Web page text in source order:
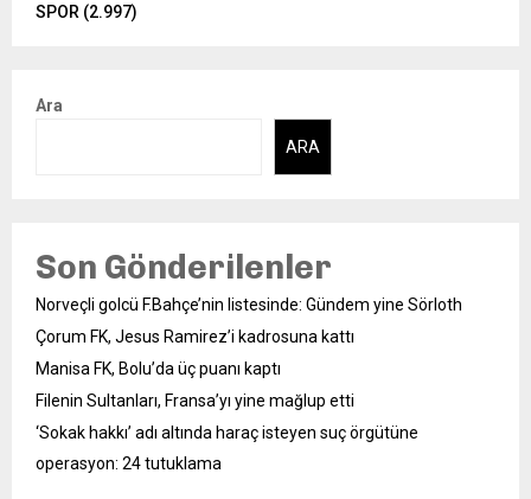
SPOR (2.997)
Ara
ARA
Son Gönderilenler
Norveçli golcü F.Bahçe’nin listesinde: Gündem yine Sörloth
Çorum FK, Jesus Ramirez’i kadrosuna kattı
Manisa FK, Bolu’da üç puanı kaptı
Filenin Sultanları, Fransa’yı yine mağlup etti
‘Sokak hakkı’ adı altında haraç isteyen suç örgütüne
operasyon: 24 tutuklama